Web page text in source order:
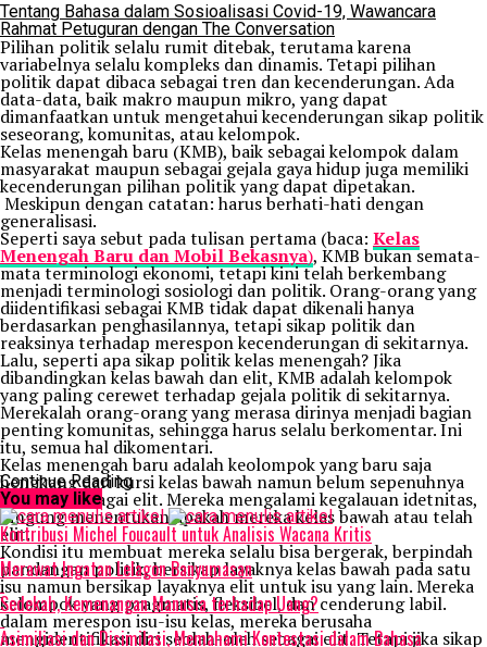
Tentang Bahasa dalam Sosioalisasi Covid-19, Wawancara
Rahmat Petuguran dengan The Conversation
Pilihan politik selalu rumit ditebak, terutama karena
variabelnya selalu kompleks dan dinamis. Tetapi pilihan
politik dapat dibaca sebagai tren dan kecenderungan. Ada
data-data, baik makro maupun mikro, yang dapat
dimanfaatkan untuk mengetahui kecenderungan sikap politik
seseorang, komunitas, atau kelompok.
Kelas menengah baru (KMB), baik sebagai kelompok dalam
masyarakat maupun sebagai gejala gaya hidup juga memiliki
kecenderungan pilihan politik yang dapat dipetakan.
Meskipun dengan catatan: harus berhati-hati dengan
generalisasi.
Seperti saya sebut pada tulisan pertama (baca: Kelas
Menengah Baru dan Mobil Bekasnya), KMB bukan semata-
mata terminologi ekonomi, tetapi kini telah berkembang
menjadi terminologi sosiologi dan politik. Orang-orang yang
diidentifikasi sebagai KMB tidak dapat dikenali hanya
berdasarkan penghasilannya, tetapi sikap politik dan
reaksinya terhadap merespon kecenderungan di sekitarnya.
Lalu, seperti apa sikap politik kelas menengah? Jika
dibandingkan kelas bawah dan elit, KMB adalah kelompok
yang paling cerewet terhadap gejala politik di sekitarnya.
Merekalah orang-orang yang merasa dirinya menjadi bagian
penting komunitas, sehingga harus selalu berkomentar. Ini
itu, semua hal dikomentari.
Kelas menengah baru adalah keolompok yang baru saja
hengkang dari kursi kelas bawah namun belum sepenuhnya
diterima sebagai elit. Mereka mengalami kegalauan idetnitas,
bingung menentukan apakah mereka kelas bawah atau telah
elit.
Kondisi itu membuat mereka selalu bisa bergerak, berpindah
pandangan politik, bersikap layaknya kelas bawah pada satu
isu namun bersikap layaknya elit untuk isu yang lain. Mereka
kelompok yang pragmatis, fleksibel, dan cenderung labil.
dalam merespon isu-isu kelas, mereka berusaha
mengidentifikasi diri seolah-oleh sebagai elit. Tetapi jika sikap
Continue Reading
You may like
Kontribusi Michel Foucault untuk Analisis Wacana Kritis
Merawat Ingatan Lelagon Banyumasan
Sedekah, Kemenangan Manusia terhadap Uang?
Asimiliasi dan Disimilasi, Memahami Kontestasi dalam Bahasa